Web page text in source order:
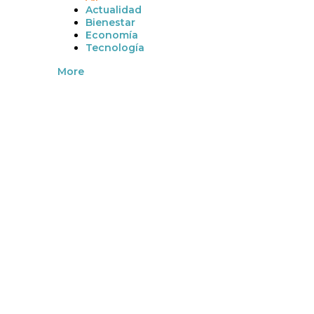
Actualidad
Bienestar
Economía
Tecnología
More